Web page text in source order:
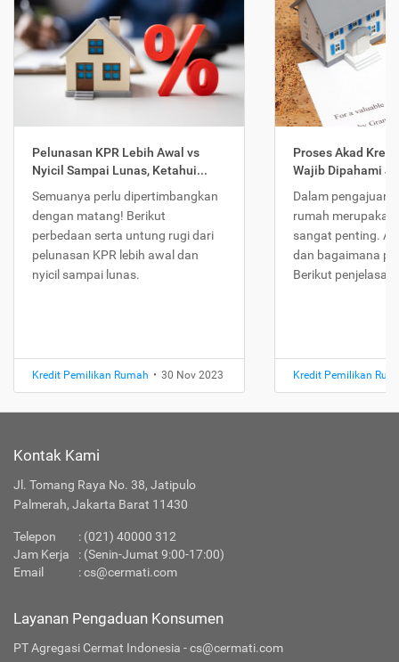
Pelunasan KPR Lebih Awal vs
Nyicil Sampai Lunas, Ketahui...
Semuanya perlu dipertimbangkan
dengan matang! Berikut
perbedaan serta untung rugi dari
pelunasan KPR lebih awal dan
nyicil sampai lunas.
Kredit Pemilikan Rumah • 30 Nov 2023
Proses Akad
Wajib Dipahami
Dalam pengajuan
rumah
sangat penting.
dan bagaimana
Berikut
Kredit Pemilikan
Kontak Kami
Jl. Tomang Raya No. 38, Jatipulo
Palmerah, Jakarta Barat 11430
Telepon : (021) 40000 312
Jam Kerja
: (Senin-Jumat 9:00-17:00)
Email
:cs@cermati.com
Layanan Pengaduan Konsumen
PT Agregasi Cermat Indonesia - cs@cermati.com